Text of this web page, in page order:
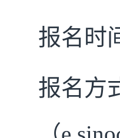
报名时
报名方